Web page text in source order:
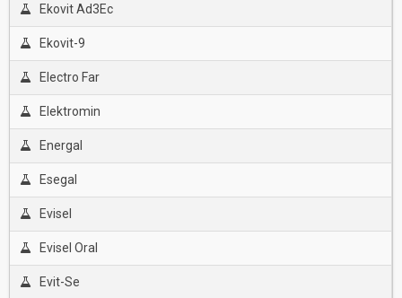
Ekovit Ad3Ec
Ekovit-9
Electro Far
Elektromin
Energal
Esegal
Evisel
Evisel Oral
Evit-Se